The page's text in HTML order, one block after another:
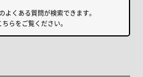
よくある質問が検索できます。
らをご覧ください。